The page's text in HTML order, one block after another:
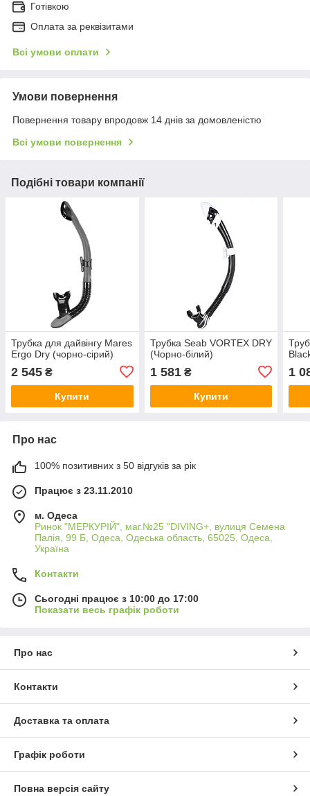
Готівкою
Оплата за реквізитами
Всі умови оплати
Умови повернення
Повернення товару впродовж 14 днів за домовленістю
Всі умови повернення
Подібні товари компанії
Трубка для дайвінгу Mares
Ergo Dry (чорно-сірий)
2 545 ₴
Купити
Трубка Seab VORTEX DRY
(Чорно-білий)
1 581₴
Купити
1
Про нас
100% позитивних з 50 відгуків за рік
Працює з 23.11.2010
м. Одеса
Ринок "МЕРКУРІЙ", маг.№25 "DIVING+, вулиця Семена
Палія, 99 Б, Одеса, Одеська область, 65025, Одеса,
Україна
Контакти
Сьогодні працює з 10:00 до 17:00
Показати весь графік роботи
Про нас
Контакти
Доставка та оплата
Графік роботи
Повна версія сайту